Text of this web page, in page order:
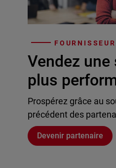
Vendez
plus
Prospérez grâce au
précédent des
Devenir partenaire